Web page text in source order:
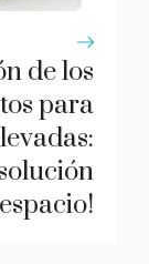
de los
para